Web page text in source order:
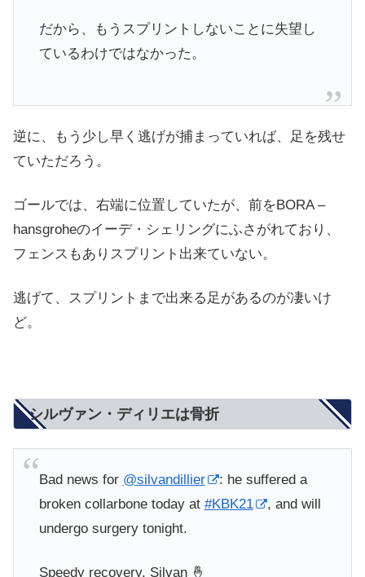
だから、もうスプリントしないことに失望し
ているわけではなかった。
逆に、もう少し早く逃げが捕まっていれば、足を残せ
ていただろう。
ゴールでは、右端に位置していたが、前をBORA –
hansgroheのイーデ・シェリングにふさがれており、
フェンスもありスプリント出来ていない。
逃げて、スプリントまで出来る足があるのが凄いけ
ど。
シルヴァン・ディリエは骨折
Bad news for @silvandillier
: he suffered a
broken collarbone today at #KBK21
, and will
undergo surgery tonight.
Speedy recovery, Silvan 🤞